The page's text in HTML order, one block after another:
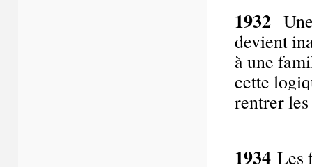
1932
devient
à une
cette
rentrer
1934 Les